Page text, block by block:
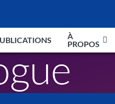
À
PROPOS